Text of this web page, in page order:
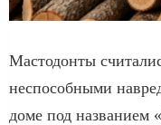
Мастодонты
неспособными
доме под названием